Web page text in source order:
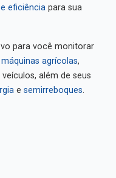
eficiência para sua
para você monitorar
máquinas agrícolas,
além de seus
e semirreboques.